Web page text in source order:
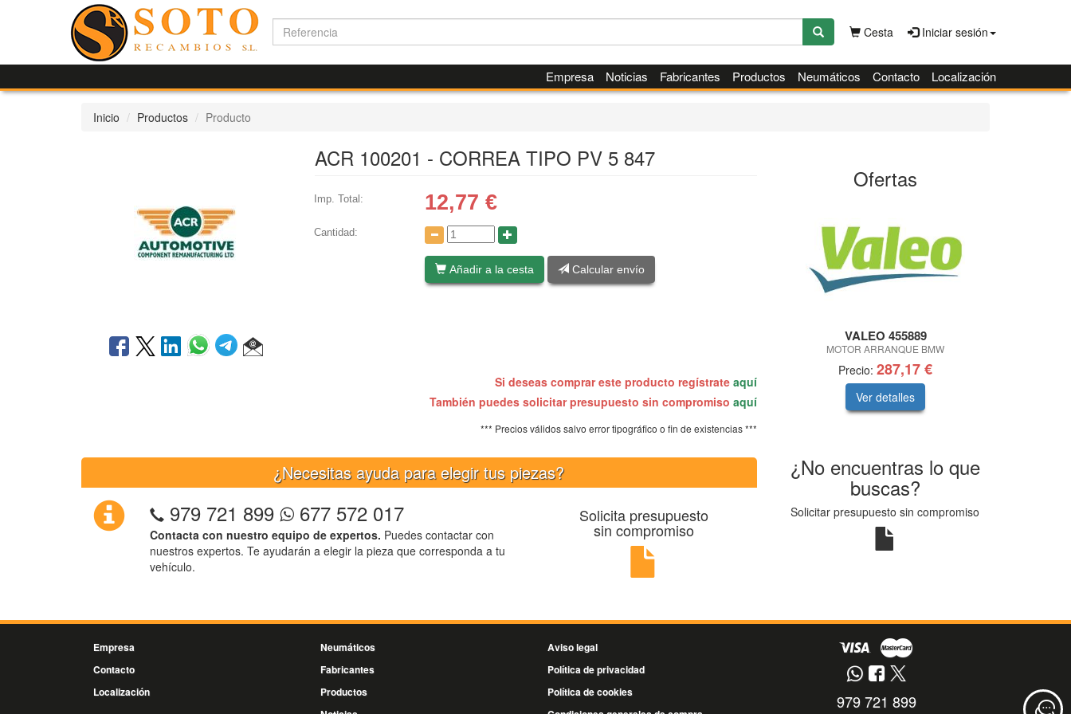
Cesta Iniciar sesión
Empresa Noticias Fabricantes Productos Neumáticos Contacto Localización
Inicio Productos Producto
ACR 100201 - CORREA TIPO PV 5 847
Imp. Total: 12,77 €
Cantidad:
Añadir a la cesta Calcular envío
Si deseas comprar este producto regístrate aquí
También puedes solicitar presupuesto sin compromiso aquí
*** Precios válidos salvo error tipográfico o fin de existencias ***
¿Necesitas ayuda para elegir tus piezas?
979 721 899 677 572 017
Contacta con nuestro equipo de expertos. Puedes contactar con
nuestros expertos. Te ayudarán a elegir la pieza que corresponda a tu
vehículo.
Solicita presupuesto
sin compromiso
Ofertas
VALEO 455889
MOTOR ARRANQUE BMW
Precio: 287,17 €
Ver detalles
¿No encuentras lo que
buscas?
Solicitar presupuesto sin compromiso
Empresa
Contacto
Localización
Neumáticos
Fabricantes
Productos
Aviso legal
Política de privacidad
Política de cookies
979 721 899